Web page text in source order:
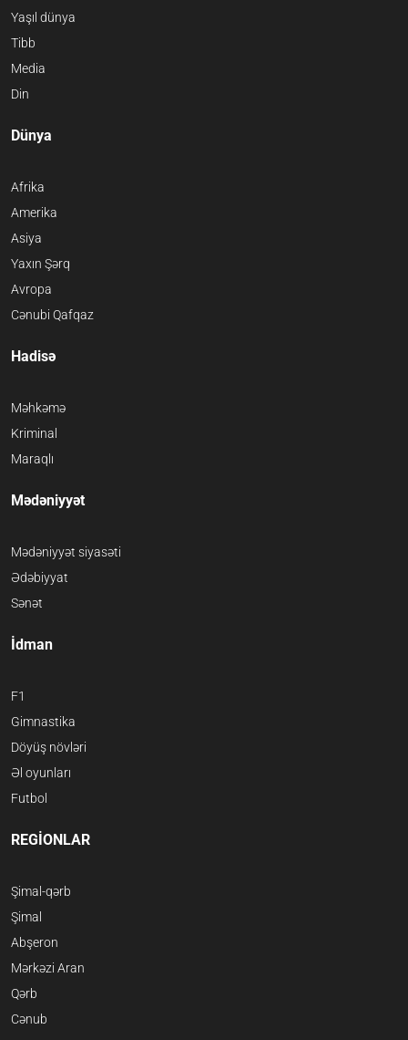
Yaşıl dünya
Tibb
Media
Din
Dünya
Afrika
Amerika
Asiya
Yaxın Şərq
Avropa
Cənubi Qafqaz
Hadisə
Məhkəmə
Kriminal
Maraqlı
Mədəniyyət
Mədəniyyət siyasəti
Ədəbiyyat
Sənət
İdman
F1
Gimnastika
Döyüş növləri
Əl oyunları
Futbol
REGİONLAR
Şimal-qərb
Şimal
Abşeron
Mərkəzi Aran
Qərb
Cənub